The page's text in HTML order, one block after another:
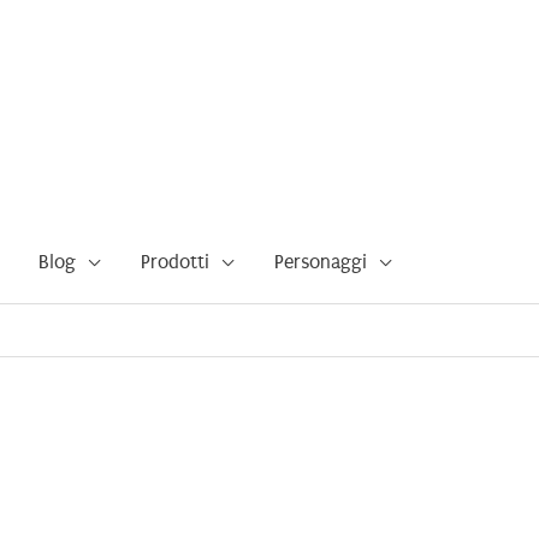
Blog Prodotti Personaggi